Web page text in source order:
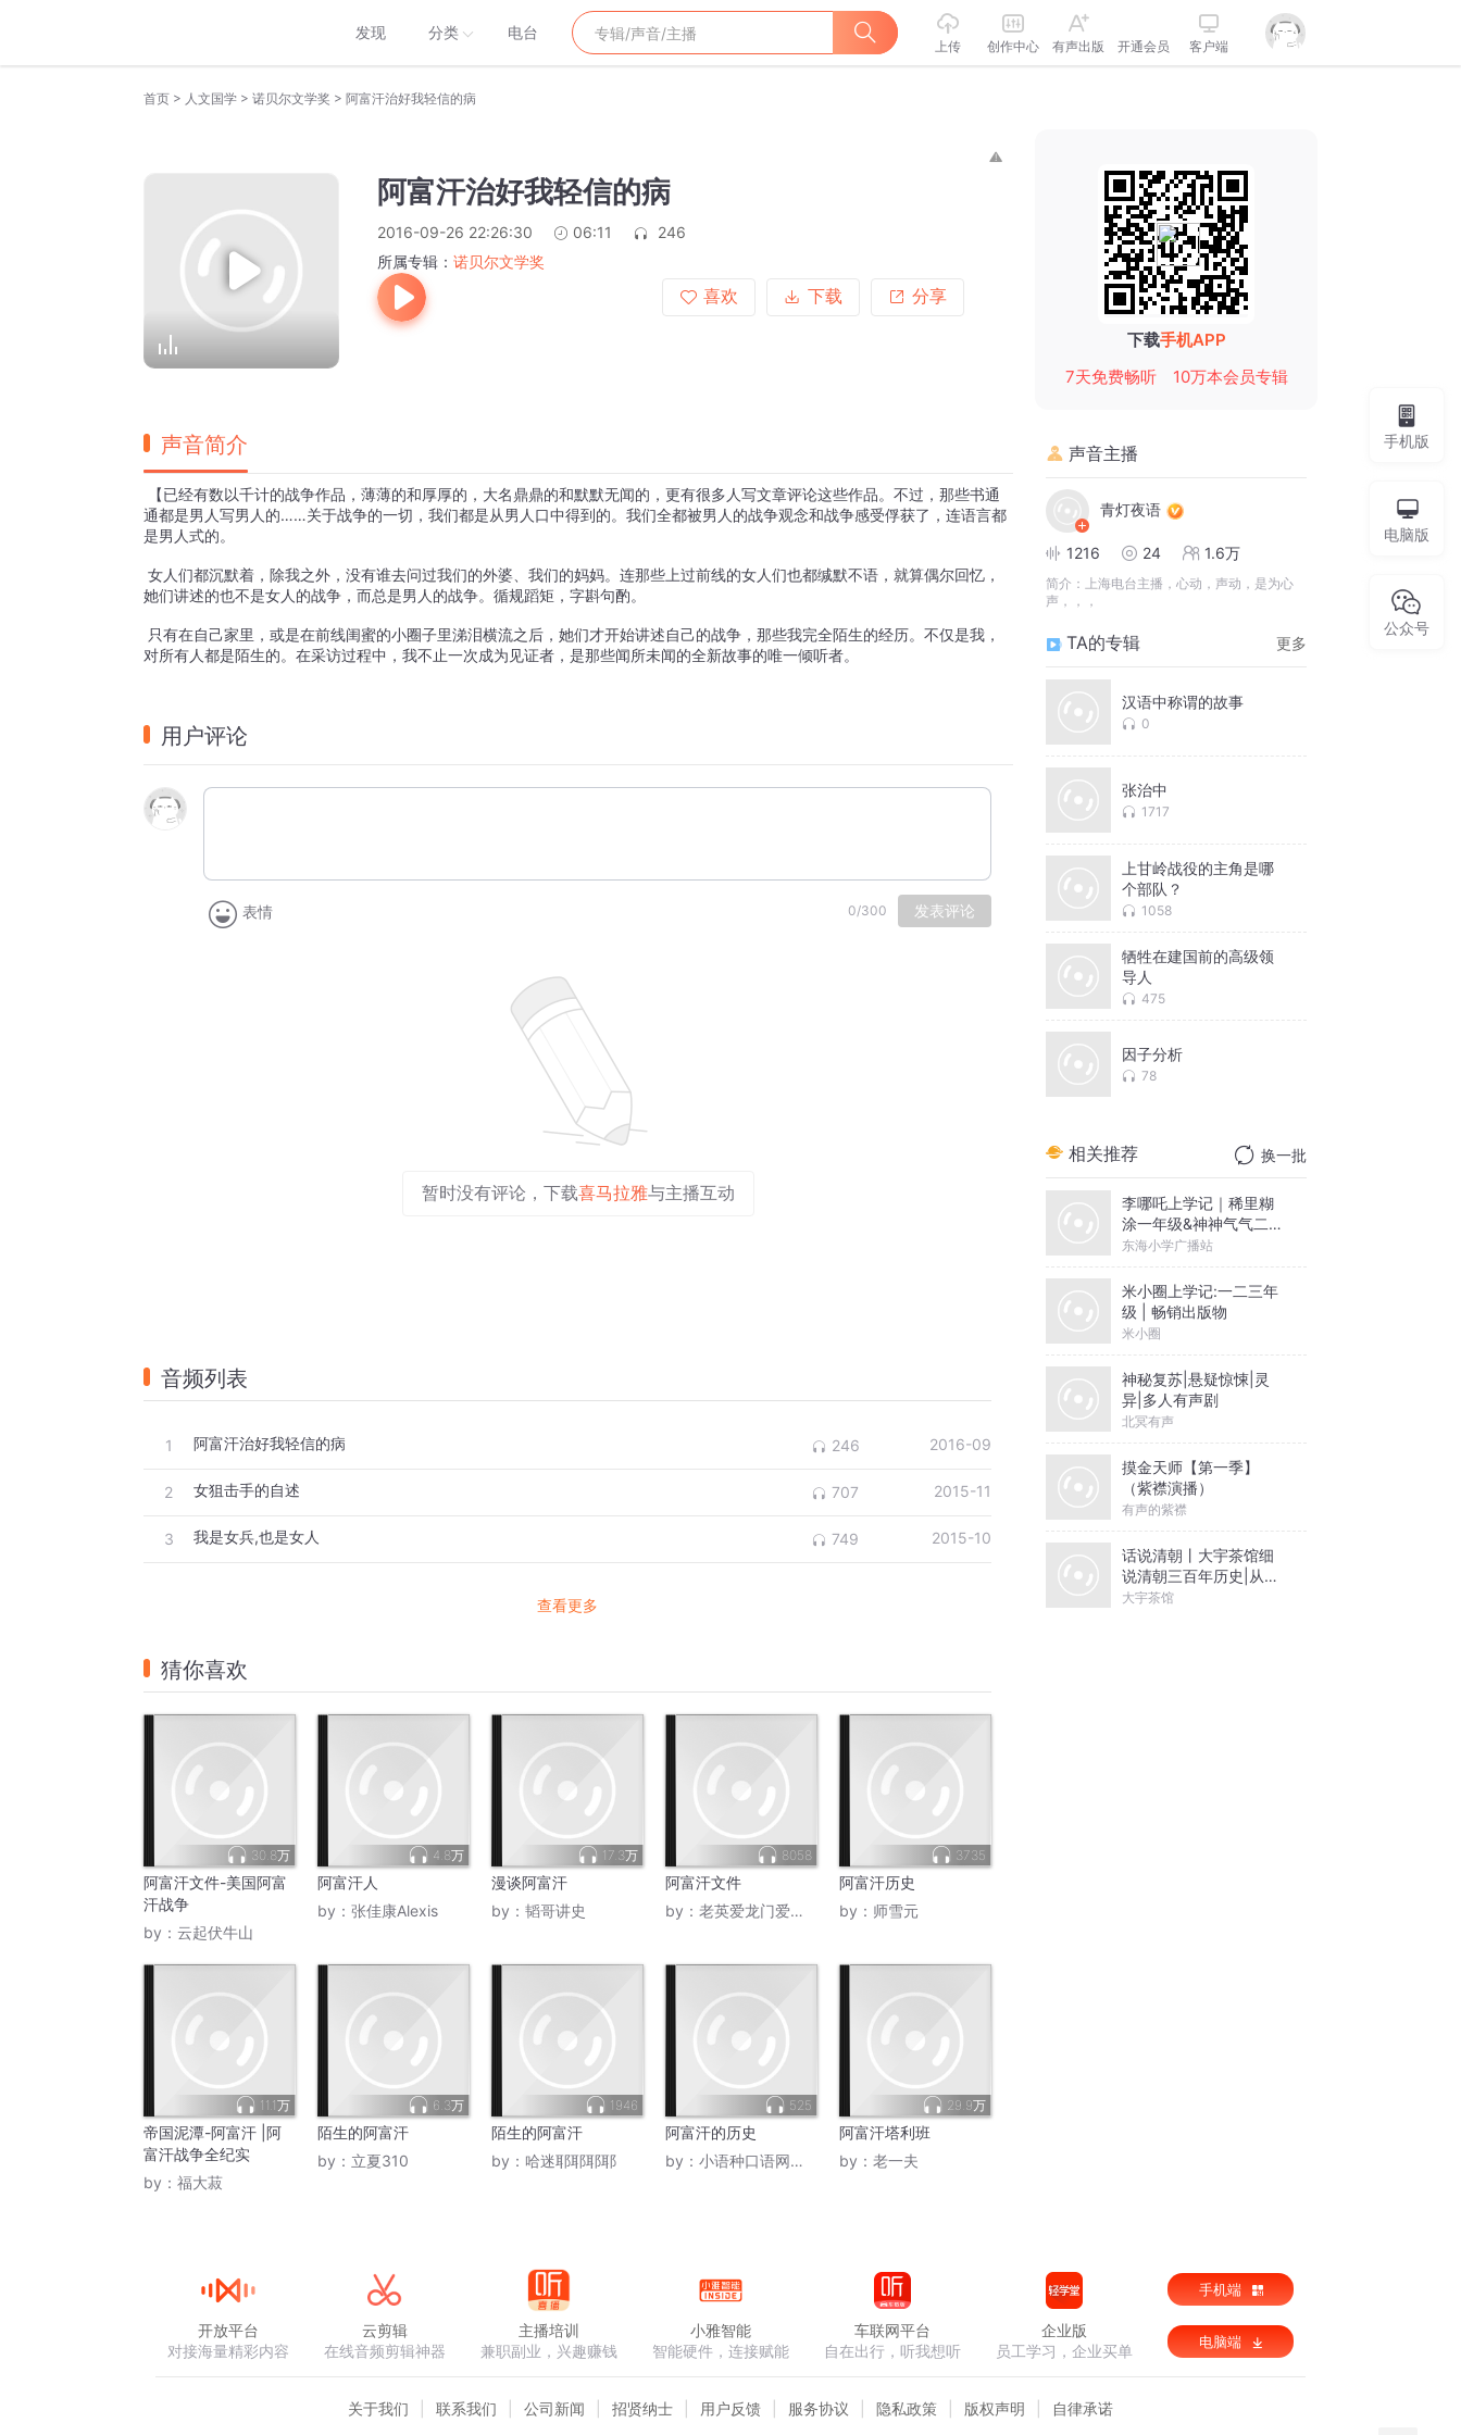
发现 分类 电台
上传 创作中心 有声出版 开通会员 客户端
首页 > 人文国学 > 诺贝尔文学奖 > 阿富汗治好我轻信的病
阿富汗治好我轻信的病
2016-09-26 22:26:30 06:11
246
所属专辑： 诺贝尔文学奖
喜欢
下载 分享
声音简介
【已经有数以千计的战争作品，薄薄的和厚厚的，大名鼎鼎的和默默无闻的，更有很多人写文章评论这些作品。不过，那些书通
通都是男人写男人的……关于战争的一切，我们都是从男人口中得到的。我们全都被男人的战争观念和战争感受俘获了，连语言都
是男人式的。
女人们都沉默着，除我之外，没有谁去问过我们的外婆、我们的妈妈。连那些上过前线的女人们也都缄默不语，就算偶尔回忆，
她们讲述的也不是女人的战争，而总是男人的战争。循规蹈矩，字斟句酌。
只有在自己家里，或是在前线闺蜜的小圈子里涕泪横流之后，她们才开始讲述自己的战争，那些我完全陌生的经历。不仅是我，
对所有人都是陌生的。在采访过程中，我不止一次成为见证者，是那些闻所未闻的全新故事的唯一倾听者。
用户评论
表情 0/300 发表评论
暂时没有评论，下载喜马拉雅与主播互动
音频列表
1 阿富汗治好我轻信的病 246 2016-09
2 女狙击手的自述 707 2015-11
3 我是女兵,也是女人 749 2015-10
查看更多
猜你喜欢
30.8万
阿富汗文件-美国阿富
汗战争
by： 云起伏牛山
4.8万
阿富汗人
by： 张佳康Alexis
17.3万
漫谈阿富汗
by： 韬哥讲史
8058
阿富汗文件
by： 老英爱龙门爱白马寺
3735
阿富汗历史
by： 师雪元
11.1万
帝国泥潭-阿富汗 |阿
富汗战争全纪实
by： 福大菽
6.3万
陌生的阿富汗
by： 立夏310
1946
陌生的阿富汗
by： 哈迷耶耶耶耶
525
阿富汗的历史
by： 小语种口语网官网
29.9万
阿富汗塔利班
by： 老一夫
下载手机APP
7天免费畅听
10万本会员专辑
声音主播
青灯夜语
1216 24 1.6万
简介：
上海电台主播，心动，声动，是为心
声，，，
TA的专辑 更多
汉语中称谓的故事
0
张治中
1717
上甘岭战役的主角是哪
个部队？
1058
牺牲在建国前的高级领
导人
475
因子分析
78
相关推荐 换一批
李哪吒上学记｜稀里糊
涂一年级&神神气气二年
级
东海小学广播站
米小圈上学记:一二三年
级 | 畅销出版物
米小圈
神秘复苏|悬疑惊悚|灵
异|多人有声剧
北冥有声
摸金天师【第一季】
（紫襟演播）
有声的紫襟
话说清朝丨大宇茶馆细
说清朝三百年历史|从努
尔哈赤到末代皇帝溥仪|
大宇茶馆
手机版
电脑版
公众号
开放平台
对接海量精彩内容
云剪辑
在线音频剪辑神器
主播培训
兼职副业，兴趣赚钱
小雅智能
智能硬件，连接赋能
车联网平台
自在出行，听我想听
企业版
员工学习，企业买单
手机端
电脑端
关于我们 联系我们 公司新闻 招贤纳士 用户反馈 服务协议 隐私政策 版权声明 自律承诺